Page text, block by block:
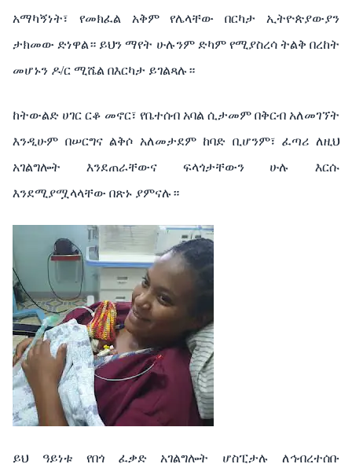
አማካኝነት፣
የመክፈል አቅም የሌላቸው በርካታ ኢትዮጵያውያን
ታክመው ድነዋል። ይህን ማየት ሁሉንም ድካም የሚያስረሳ ትልቅ በረከት
መሆኑን ዶ/ር ሚሼል በእርካታ ይገልጻሉ።
ከትውልድ ሀገር ርቆ መኖር፣ የቤተሰብ አባል ሲታመም በቅርብ አለመገኘት
እንዲሁም በሠርግና ልቅሶ አለመታደም ከባድ ቢሆንም፣ ፈጣሪ ለዚህ
አገልግሎት
እንደጠራቸውና ፍላጎታቸውን ሁሉ
እርሱ
እንደሚያሟላላቸው በጽኑ ያምናሉ።
ይህ ዓይነቱ የበጎ ፈቃድ አገልግሎት ሆስፒታሉ ለኅብረተሰቡ